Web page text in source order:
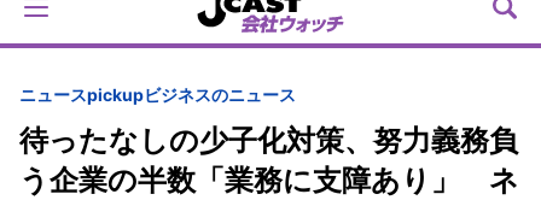
ニュースpickupビジネスのニュース
待ったなしの少子化対策、努力義務負
う企業の半数「業務に支障あり」 ネ